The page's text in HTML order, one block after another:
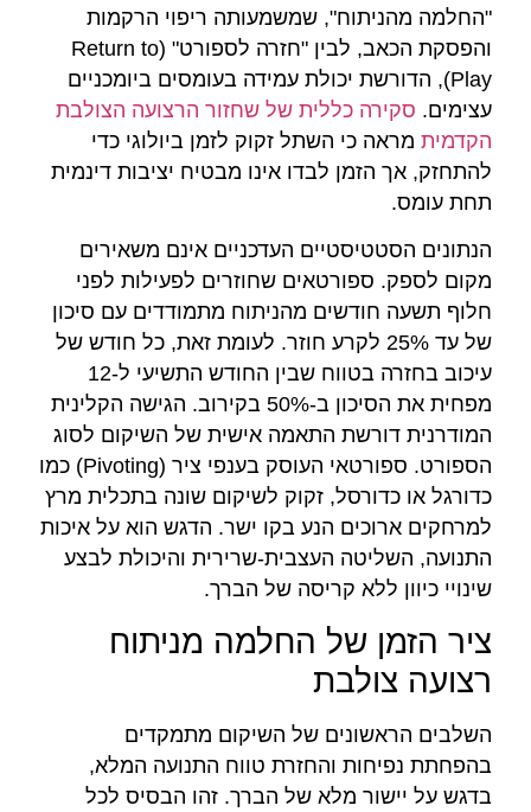
"החלמה מהניתוח", שמשמעותה ריפוי הרקמות
והפסקת הכאב, לבין "חזרה לספורט" (Return to
Play), הדורשת יכולת עמידה בעומסים ביומכניים
עצימים. סקירה כללית של שחזור הרצועה הצולבת
הקדמית מראה כי השתל זקוק לזמן ביולוגי כדי
להתחזק, אך הזמן לבדו אינו מבטיח יציבות דינמית
תחת עומס.
הנתונים הסטטיסטיים העדכניים אינם משאירים
מקום לספק. ספורטאים שחוזרים לפעילות לפני
חלוף תשעה חודשים מהניתוח מתמודדים עם סיכון
של עד 25% לקרע חוזר. לעומת זאת, כל חודש של
עיכוב בחזרה בטווח שבין החודש התשיעי ל-12
מפחית את הסיכון ב-50% בקירוב. הגישה הקלינית
המודרנית דורשת התאמה אישית של השיקום לסוג
הספורט. ספורטאי העוסק בענפי ציר (Pivoting) כמו
כדורגל או כדורסל, זקוק לשיקום שונה בתכלית מרץ
למרחקים ארוכים הנע בקו ישר. הדגש הוא על איכות
התנועה, השליטה העצבית-שרירית והיכולת לבצע
שינויי כיוון ללא קריסה של הברך.
ציר הזמן של החלמה מניתוח
רצועה צולבת
השלבים הראשונים של השיקום מתמקדים
בהפחתת נפיחות והחזרת טווח התנועה המלא,
בדגש על יישור מלא של הברך. זהו הבסיס לכל